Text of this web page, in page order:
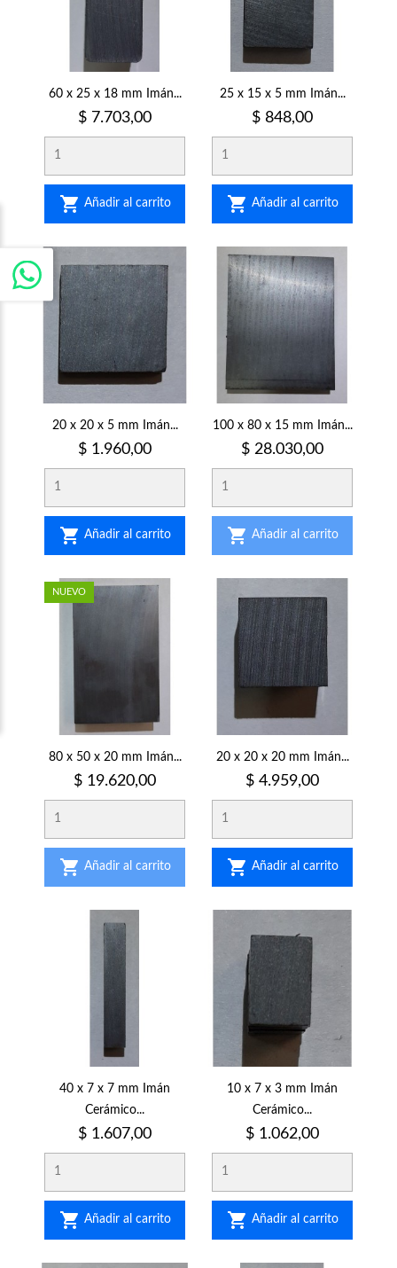
60 x 25 x 18 mm Imán...
Precio
$ 7.703,00
 Añadir al carrito
25 x 15 x 5 mm Imán...
Precio
$ 848,00
 Añadir al carrito
20 x 20 x 5 mm Imán...
Precio
$ 1.960,00
 Añadir al carrito
100 x 80 x 15 mm Imán...
Precio
$ 28.030,00
 Añadir al carrito
80 x 50 x 20 mm Imán...
Precio
$ 19.620,00
 Añadir al carrito
NUEVO
20 x 20 x 20 mm Imán...
Precio
$ 4.959,00
 Añadir al carrito
40 x 7 x 7 mm Imán
Cerámico...
Precio
$ 1.607,00
 Añadir al carrito
10 x 7 x 3 mm Imán
Cerámico...
Precio
$ 1.062,00
 Añadir al carrito